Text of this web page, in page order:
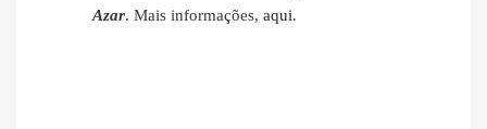
Azar. Mais informações, aqui.